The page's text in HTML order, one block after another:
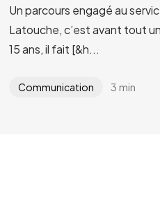
Un parcours engagé au
Latouche, c’est avant tout
15 ans, il fait [&h...
Communication 3 min